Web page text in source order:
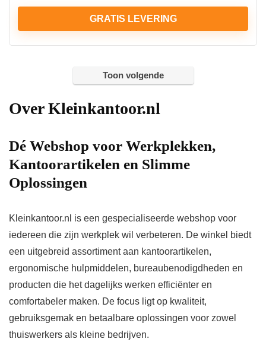
GRATIS LEVERING
Toon volgende
Over Kleinkantoor.nl
Dé Webshop voor Werkplekken,
Kantoorartikelen en Slimme
Oplossingen
Kleinkantoor.nl is een gespecialiseerde webshop voor
iedereen die zijn werkplek wil verbeteren. De winkel biedt
een uitgebreid assortiment aan kantoorartikelen,
ergonomische hulpmiddelen, bureaubenodigdheden en
producten die het dagelijks werken efficiënter en
comfortabeler maken. De focus ligt op kwaliteit,
gebruiksgemak en betaalbare oplossingen voor zowel
thuiswerkers als kleine bedrijven.